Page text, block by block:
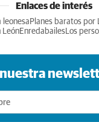
Enlaces de interés
leonesa Planes baratos por
LeónEnredabailesLos